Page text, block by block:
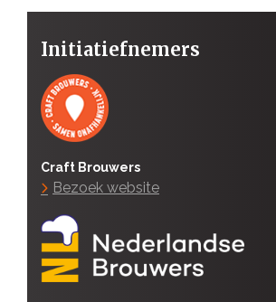
Initiatiefnemers
Craft Brouwers
Bezoek website